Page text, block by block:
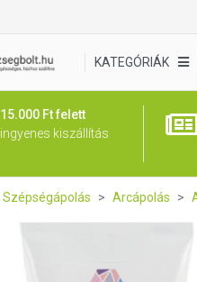
KATEGÓRIÁK
15.000 Ft felett
ingyenes kiszállítás
Szépségápolás Arcápolás